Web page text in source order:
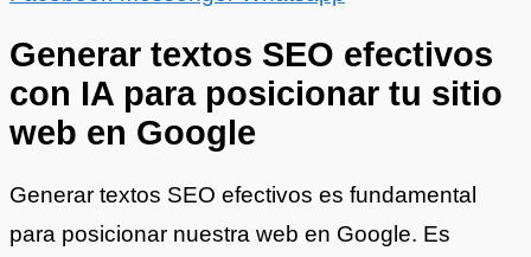
Generar textos SEO efectivos
con IA para posicionar tu sitio
web en Google
Generar textos SEO efectivos es fundamental
para posicionar nuestra web en Google. Es